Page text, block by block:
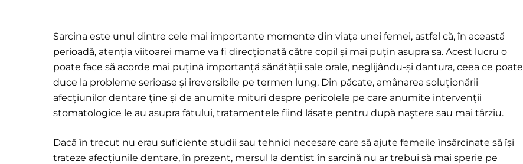
Sarcina este unul dintre cele mai importante momente din viața unei femei, astfel că, în această
perioadă, atenția viitoarei mame va fi direcționată către copil și mai puțin asupra sa. Acest lucru o
poate face să acorde mai puțină importanță sănătății sale orale, neglijându-și dantura, ceea ce poate
duce la probleme serioase și ireversibile pe termen lung. Din păcate, amânarea soluționării
afecțiunilor dentare ține și de anumite mituri despre pericolele pe care anumite intervenții
stomatologice le au asupra fătului, tratamentele fiind lăsate pentru după naștere sau mai târziu.
Dacă în trecut nu erau suficiente studii sau tehnici necesare care să ajute femeile însărcinate să își
trateze afecțiunile dentare, în prezent, mersul la dentist în sarcină nu ar trebui să mai sperie pe